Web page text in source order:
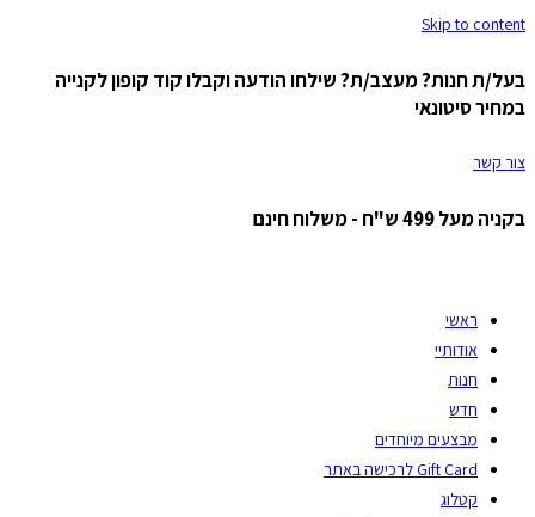
Skip to content
בעל/ת חנות? מעצב/ת? שילחו הודעה וקבלו קוד קופון לקנייה
במחיר סיטונאי
צור קשר
בקניה מעל 499 ש"ח - משלוח חינם
ראשי
אודותיי
חנות
חדש
מבצעים מיוחדים
Gift Card לרכישה באתר
קטלוג